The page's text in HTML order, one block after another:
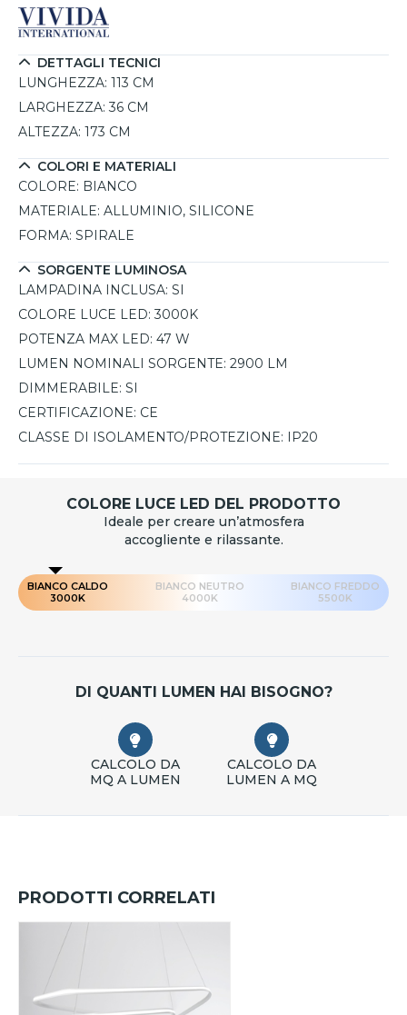
sostituibile per una maggiore durata nel tempo. L’altezza
regolabile consente un adattamento perfetto a soffitti di
e funzionalità a ogni spazio.
DETTAGLI TECNICI
LUNGHEZZA: 113 CM
LARGHEZZA: 36 CM
ALTEZZA: 173 CM
COLORI E MATERIALI
COLORE: BIANCO
MATERIALE: ALLUMINIO, SILICONE
FORMA: SPIRALE
SORGENTE LUMINOSA
LAMPADINA INCLUSA: SI
COLORE LUCE LED: 3000K
POTENZA MAX LED: 47 W
LUMEN NOMINALI SORGENTE: 2900 LM
DIMMERABILE: SI
CERTIFICAZIONE: CE
CLASSE DI ISOLAMENTO/PROTEZIONE:
IP20
COLORE LUCE LED DEL PRODOTTO
Ideale per creare un’atmosfera
accogliente e rilassante.
BIANCO CALDO
3000K
BIANCO NEUTRO
4000K
BIANCO FREDDO
5500K
DI QUANTI LUMEN HAI BISOGNO?
CALCOLO DA
MQ A LUMEN
CALCOLO DA
LUMEN A MQ
PRODOTTI CORRELATI